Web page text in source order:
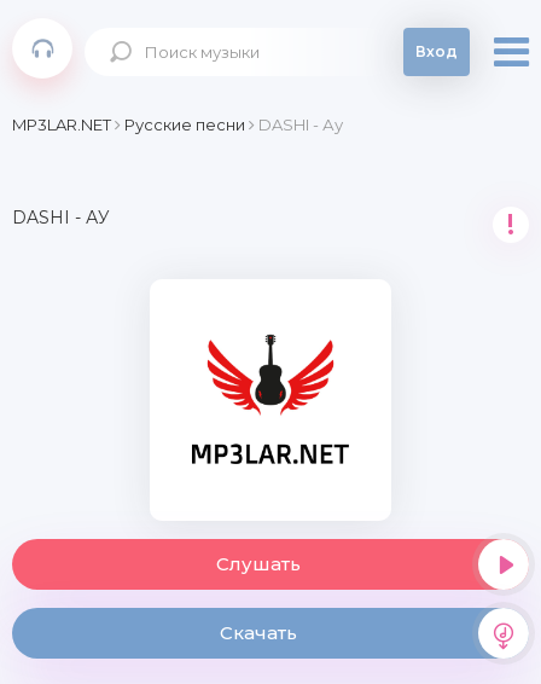
Вход
MP3LAR.NET Русские песни DASHI - Ау
DASHI - АУ !
Слушать
Скачать